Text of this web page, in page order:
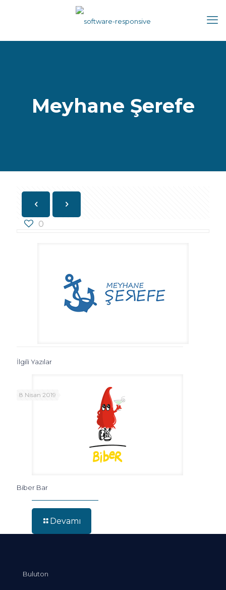
Meyhane Şerefe
0
İlgili Yazılar
8 Nisan 2019
Biber Bar
Devamı
Buluton